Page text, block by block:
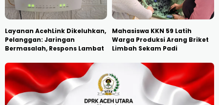
Layanan AcehLink Dikeluhkan,
Pelanggan: Jaringan
Bermasalah, Respons Lambat
Mahasiswa KKN 59 Latih
Warga Produksi Arang Briket
Limbah Sekam Padi